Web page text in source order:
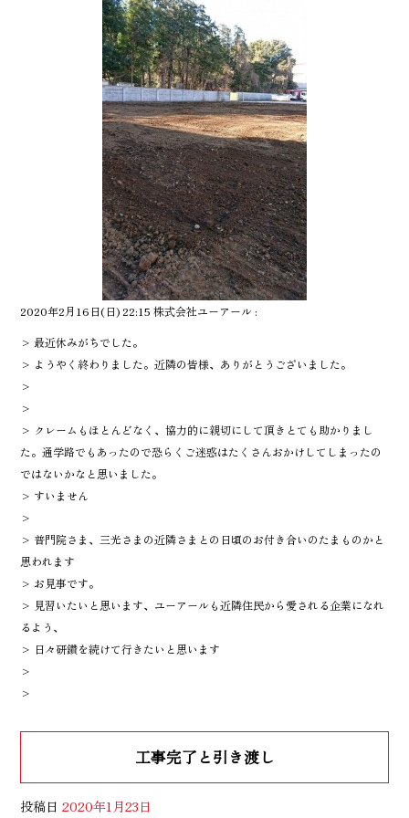
2020年2月16日(日) 22:15 株式会社ユーアール :
> 最近休みがちでした。
> ようやく終わりました。近隣の皆様、ありがとうございました。
>
>
> クレームもほとんどなく、協力的に親切にして頂きとても助かりまし
た。通学路でもあったので恐らくご迷惑はたくさんおかけしてしまったの
ではないかなと思いました。
> すいません
>
> 普門院さま、三光さまの近隣さまとの日頃のお付き合いのたまものかと
思われます
> お見事です。
> 見習いたいと思います、ユーアールも近隣住民から愛される企業になれ
るよう、
> 日々研鑽を続けて行きたいと思います
>
>
工事完了と引き渡し
投稿日 2020年1月23日